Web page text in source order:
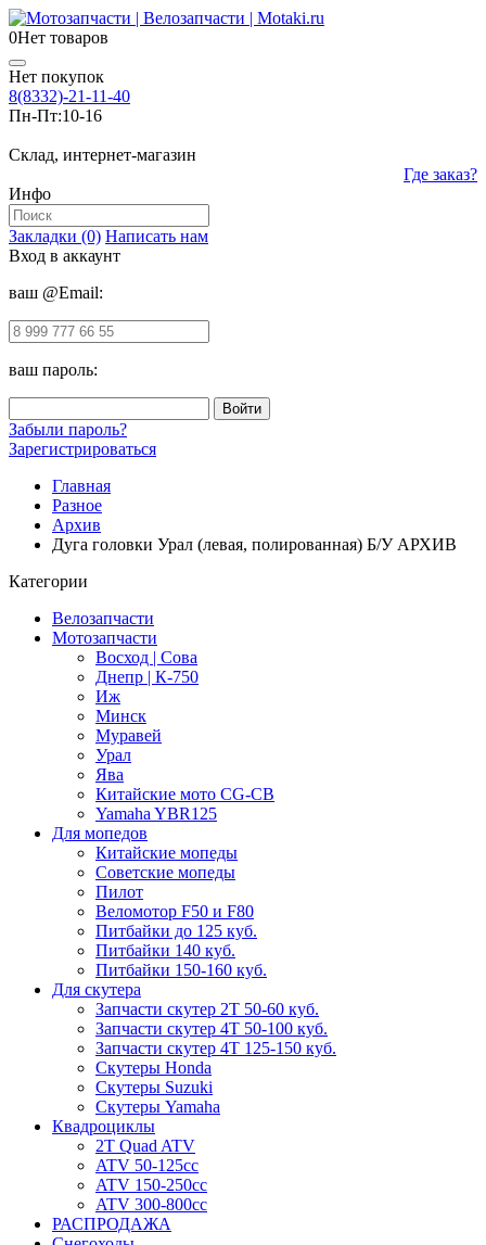
0Нет товаров
Нет покупок
8(8332)-21-11-40
Пн-Пт:10-16
Склад, интернет-магазин
Где заказ?
Инфо
Закладки (0) Написать нам
Вход в аккаунт
ваш @Email:
ваш пароль:
Забыли пароль?
Зарегистрироваться
Главная
Разное
Архив
Дуга головки Урал (левая, полированная) Б/У АРХИВ
Категории
Велозапчасти
Мотозапчасти
Восход | Сова
Днепр | К-750
Иж
Минск
Муравей
Урал
Ява
Китайские мото CG-CB
Yamaha YBR125
Для мопедов
Китайские мопеды
Советские мопеды
Пилот
Веломотор F50 и F80
Питбайки до 125 куб.
Питбайки 140 куб.
Питбайки 150-160 куб.
Для скутера
Запчасти скутер 2Т 50-60 куб.
Запчасти скутер 4Т 50-100 куб.
Запчасти скутер 4Т 125-150 куб.
Скутеры Honda
Скутеры Suzuki
Скутеры Yamaha
Квадроциклы
2T Quad ATV
ATV 50-125cc
ATV 150-250cc
ATV 300-800cc
РАСПРОДАЖА